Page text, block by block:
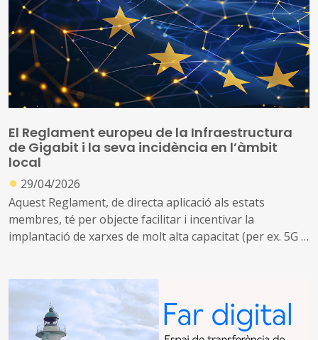
El Reglament europeu de la Infraestructura
de Gigabit i la seva incidència en l’àmbit
local
● 29/04/2026
Aquest Reglament, de directa aplicació als estats
membres, té per objecte facilitar i incentivar la
implantació de xarxes de molt alta capacitat (per ex. 5G i
desplegament més eficient d’altres de noves per tal que
aquestes xarxes puguin implantar-se amb més rapidesa
i a un cost menor